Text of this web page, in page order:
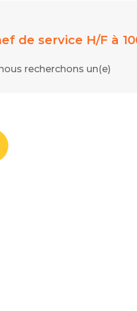
de service H/F à
recherchons un(e)